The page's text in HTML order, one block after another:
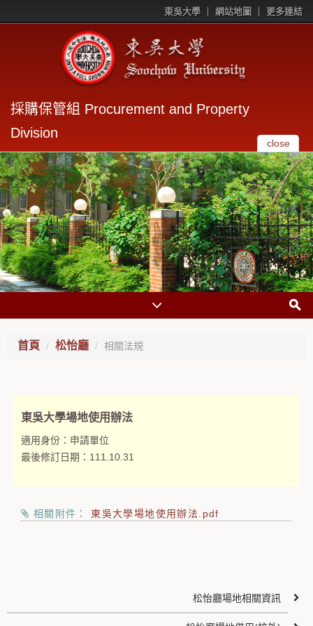
東吳大學 網站地圖 更多連結
採購保管組 Procurement and Property
Division
close
首頁 松怡廳 相關法規
東吳大學場地使用辦法
適用身份： 申請單位
最後修訂日期： 111.10.31
相關附件： 東吳大學場地使用辦法.pdf
松怡廳場地相關資訊